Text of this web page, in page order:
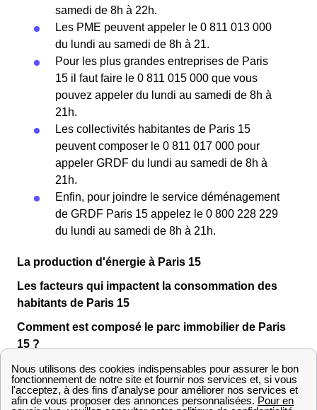
samedi de 8h à 22h.
Les PME peuvent appeler le 0 811 013 000
du lundi au samedi de 8h à 21.
Pour les plus grandes entreprises de Paris
15 il faut faire le 0 811 015 000 que vous
pouvez appeler du lundi au samedi de 8h à
21h.
Les collectivités habitantes de Paris 15
peuvent composer le 0 811 017 000 pour
appeler GRDF du lundi au samedi de 8h à
21h.
Enfin, pour joindre le service déménagement
de GRDF Paris 15 appelez le 0 800 228 229
du lundi au samedi de 8h à 21h.
La production d'énergie à Paris 15
Les facteurs qui impactent la consommation des
habitants de Paris 15
Comment est composé le parc immobilier de Paris
15 ?
Il faut savoir que le type de logement favorisé par les
habitants de Paris 15 joue énormément sur leur
consommation en énergie moyenne : en effet, le